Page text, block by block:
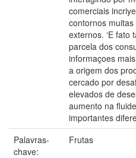
comerciais
contornos
externos. ‘E fato
parcela dos
informaçoes
a origem dos
cercado por
elevados de
aumento na
importantes
Palavras-
chave:
Frutas